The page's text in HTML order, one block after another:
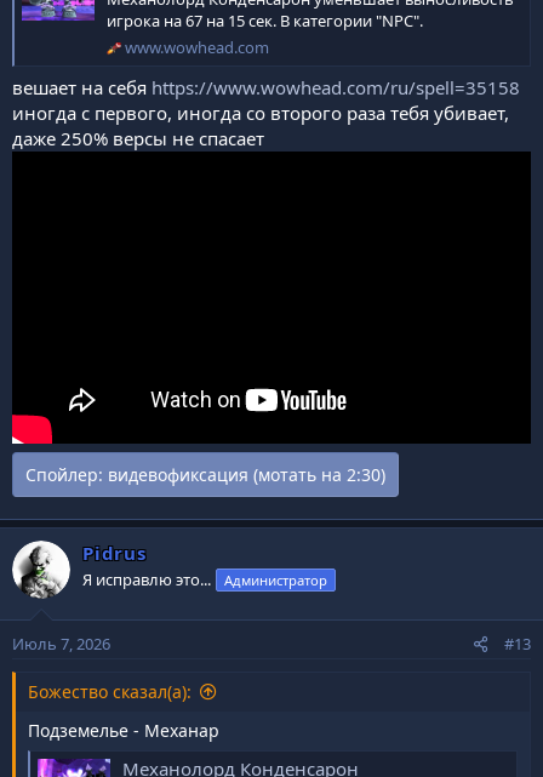
игрока на 67 на 15 сек. В категории "NPC".
www.wowhead.com
вешает на себя https://www.wowhead.com/ru/spell=35158
иногда с первого, иногда со второго раза тебя убивает,
даже 250% версы не спасает
Спойлер: видевофиксация (мотать на 2:30)
Pidrus
Я исправлю это... Администратор
Июль 7, 2026 #13
Божество сказал(а):
Подземелье - Механар
Механолорд Конденсарон